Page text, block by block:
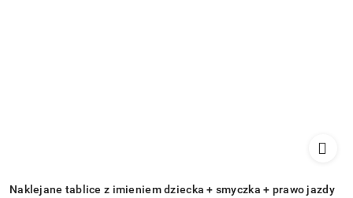
Naklejane tablice z imieniem dziecka + smyczka + prawo jazdy